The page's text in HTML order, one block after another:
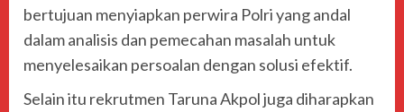
bertujuan menyiapkan perwira Polri yang andal
dalam analisis dan pemecahan masalah untuk
menyelesaikan persoalan dengan solusi efektif.
Selain itu rekrutmen Taruna Akpol juga diharapkan